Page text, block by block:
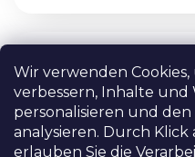
Wir verwenden
verbessern, Inhalte und
personalisieren und
analysieren. Durch Klick
erlauben Sie die
5
4K@60Hz
AUF LAGER
Mit diesem
HDMI-
Zwei